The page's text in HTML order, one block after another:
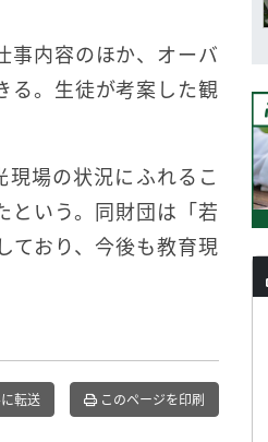
事内容のほか、オーバ
る。生徒が考案した観
場の状況にふれるこ
という。同財団は「若
ており、今後も教育現
転送 このページを印刷